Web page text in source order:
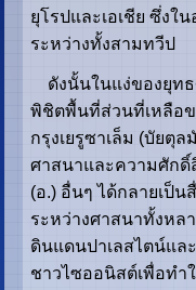
ยุโรปและเอเชีย ซึ่งใ
ระหว่างทั้งสามทวีป
ดังนั้นในแง่ของยุทธ
พิชิตพื้นที่ส่วนที่เหลือ
กรุงเยรูซาเล็ม (บัยตุ
ศาสนาและความศัก
(อ.) อื่นๆ ได้กลายเป็
ระหว่างศาสนาทั้งหล
ดินแดนปาเลสไตน์แล
ชาวไซออนิสต์เพื่อท